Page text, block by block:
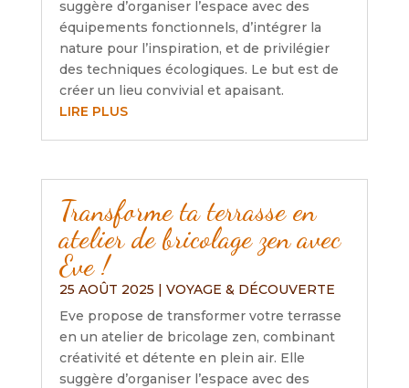
suggère d’organiser l’espace avec des
équipements fonctionnels, d’intégrer la
nature pour l’inspiration, et de privilégier
des techniques écologiques. Le but est de
créer un lieu convivial et apaisant.
LIRE PLUS
Transforme ta terrasse en
atelier de bricolage zen avec
Eve !
25 AOÛT 2025 | VOYAGE & DÉCOUVERTE
Eve propose de transformer votre terrasse
en un atelier de bricolage zen, combinant
créativité et détente en plein air. Elle
suggère d’organiser l’espace avec des